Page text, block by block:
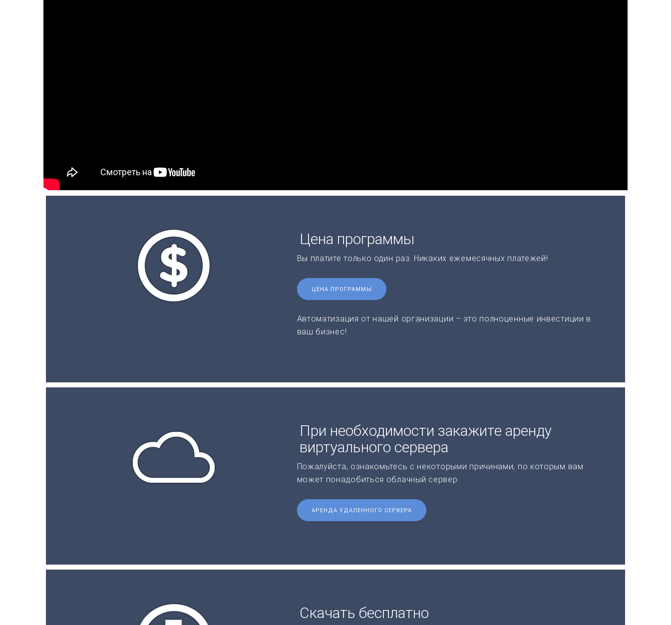
Цена программы
Вы платите только один раз. Никаких ежемесячных платежей!
ЦЕНА ПРОГРАММЫ
Автоматизация от нашей организации – это полноценные инвестиции в
ваш бизнес!
При необходимости закажите аренду
виртуального сервера
Пожалуйста, ознакомьтесь с некоторыми причинами, по которым вам
может понадобиться облачный сервер.
АРЕНДА УДАЛЕННОГО СЕРВЕРА
Скачать бесплатно